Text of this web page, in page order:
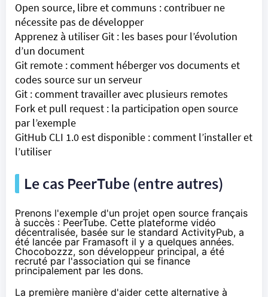
Open source, libre et communs : contribuer ne
nécessite pas de développer
Apprenez à utiliser Git : les bases pour l’évolution
d’un document
Git remote : comment héberger vos documents et
codes source sur un serveur
Git : comment travailler avec plusieurs remotes
Fork et pull request : la participation open source
par l’exemple
GitHub CLI 1.0 est disponible : comment l’installer et
l’utiliser
Le cas PeerTube (entre autres)
Prenons l'exemple d'un projet open source français
à succès : PeerTube. Cette plateforme vidéo
décentralisée, basée sur le standard ActivityPub, a
été lancée par Framasoft il y a quelques années.
Chocobozzz, son développeur principal, a été
recruté par l'association qui se finance
principalement par les dons.
La première manière d'aider cette alternative à